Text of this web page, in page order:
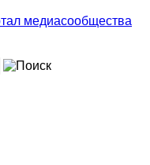
медиасообщества